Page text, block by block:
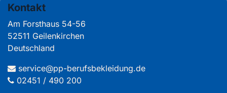
Kontakt
Am Forsthaus 54-56
52511 Geilenkirchen
Deutschland
service@pp-berufsbekleidung.de
02451 / 490 200